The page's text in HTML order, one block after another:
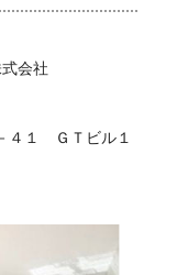
会社
４１ ＧＴビル１